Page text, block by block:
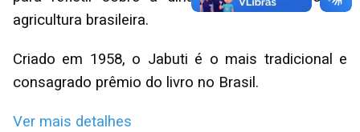
agricultura brasileira.
Criado em 1958, o Jabuti é o mais tradicional e
consagrado prêmio do livro no Brasil.
Ver mais detalhes